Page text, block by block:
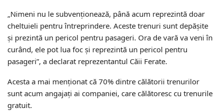
„Nimeni nu le subvenționează, până acum reprezintă doar
cheltuieli pentru întreprindere. Aceste trenuri sunt depășite
și prezintă un pericol pentru pasageri. Ora de vară va veni în
curând, ele pot lua foc și reprezintă un pericol pentru
pasageri”, a declarat reprezentantul Căii Ferate.
Acesta a mai menționat că 70% dintre călătorii trenurilor
sunt acum angajați ai companiei, care călătoresc cu trenurile
gratuit.